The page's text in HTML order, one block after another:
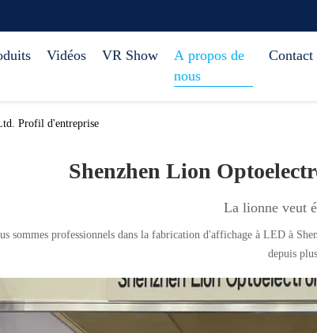
Vidéos VR Show
A propos de
nous
Contact
Profil d'entreprise
Shenzhen Lion
La lionne veut
sommes professionnels dans la fabrication d'affichage à LED à
depuis